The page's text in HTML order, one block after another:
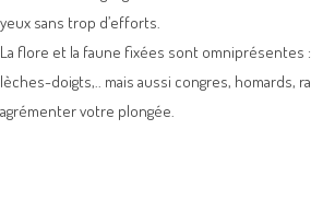
yeux sans trop d’efforts.
La flore et la faune fixées sont omniprésentes
lèches-doigts,.. mais aussi congres, homards,
agrémenter votre plongée.